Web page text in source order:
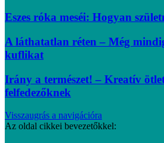
Eszes róka meséi: Hogyan
A láthatatlan réten – Még
kuflikat
Irány a természet! – Kreatív
felfedezőknek
Visszaugrás a navigációra
Az oldal cikkei bevezetőkkel: